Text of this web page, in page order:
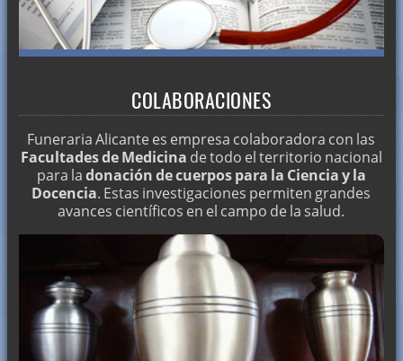
COLABORACIONES
Funeraria Alicante es empresa colaboradora con las
Facultades de Medicina de todo el territorio nacional
para ladonación de cuerpos para la Ciencia y la
Docencia. Estas investigaciones permiten grandes
avances científicos en el campo de la salud.